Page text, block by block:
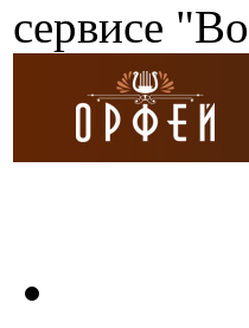
сервисе